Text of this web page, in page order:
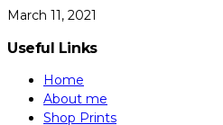
March 11, 2021
Useful Links
Home
About me
Shop Prints